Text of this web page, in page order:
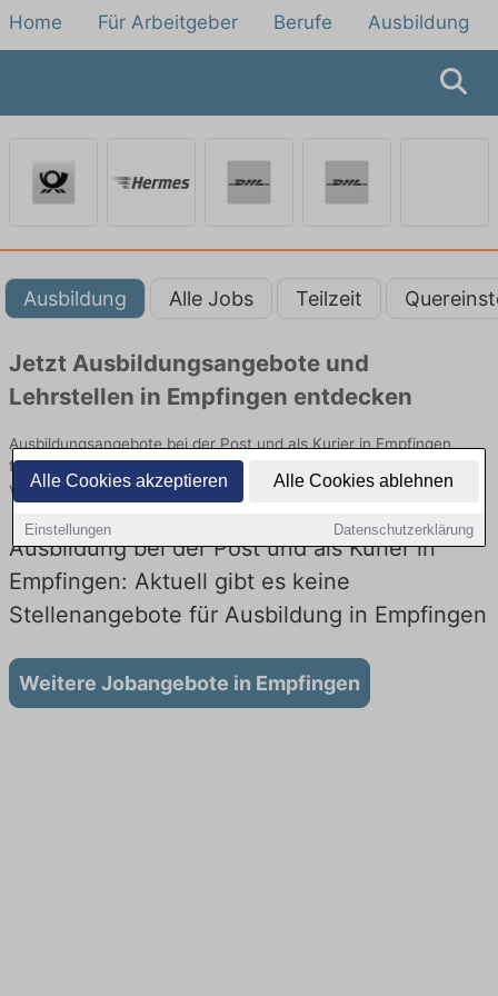
Alle Cookies akzeptieren Alle Cookies ablehnen
Einstellungen Datenschutzerklärung
Home Für Arbeitgeber Berufe Ausbildung
Ausbildung Alle Jobs Teilzeit
Jetzt Ausbildungsangebote und
Lehrstellen in Empfingen entdecken
Ausbildungsangebote bei der Post und als Kurier in Empfingen
finden Sie von namhaften Firmen. Entdecken Sie freie Optionen
von Top-Arbeitgebern und bewerben Sie sich noch heute.
Ausbildung bei der Post und als Kurier in
Empfingen: Aktuell gibt es keine
Stellenangebote für Ausbildung in Empfingen
Weitere Jobangebote in Empfingen